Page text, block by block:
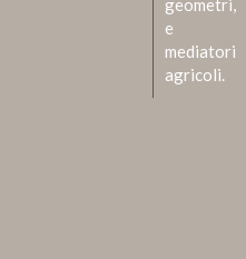
geometri,
e
mediatori
agricoli.